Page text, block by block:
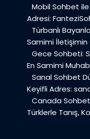
Mobil Sohbet
Adresi:
Türbanlı
Samimi İletişimin
Gece Sohbeti:
En Samimi
Sanal Sohbet
Keyifli Adres:
Canada Sohbet
Türklerle Tanış,